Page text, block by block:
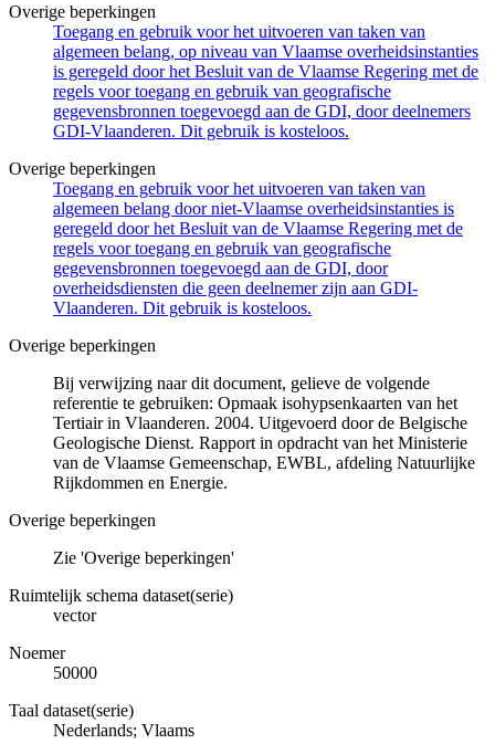
Overige beperkingen
Toegang en gebruik voor het uitvoeren van taken van
algemeen belang, op niveau van Vlaamse overheidsinstanties
is geregeld door het Besluit van de Vlaamse Regering met de
regels voor toegang en gebruik van geografische
gegevensbronnen toegevoegd aan de GDI, door deelnemers
GDI-Vlaanderen. Dit gebruik is kosteloos.
Overige beperkingen
Toegang en gebruik voor het uitvoeren van taken van
algemeen belang door niet-Vlaamse overheidsinstanties is
geregeld door het Besluit van de Vlaamse Regering met de
regels voor toegang en gebruik van geografische
gegevensbronnen toegevoegd aan de GDI, door
overheidsdiensten die geen deelnemer zijn aan GDI-
Vlaanderen. Dit gebruik is kosteloos.
Overige beperkingen
Bij verwijzing naar dit document, gelieve de volgende
referentie te gebruiken: Opmaak isohypsenkaarten van het
Tertiair in Vlaanderen. 2004. Uitgevoerd door de Belgische
Geologische Dienst. Rapport in opdracht van het Ministerie
van de Vlaamse Gemeenschap, EWBL, afdeling Natuurlijke
Rijkdommen en Energie.
Overige beperkingen
Zie 'Overige beperkingen'
Ruimtelijk schema dataset(serie)
vector
Noemer
50000
Taal dataset(serie)
Nederlands; Vlaams